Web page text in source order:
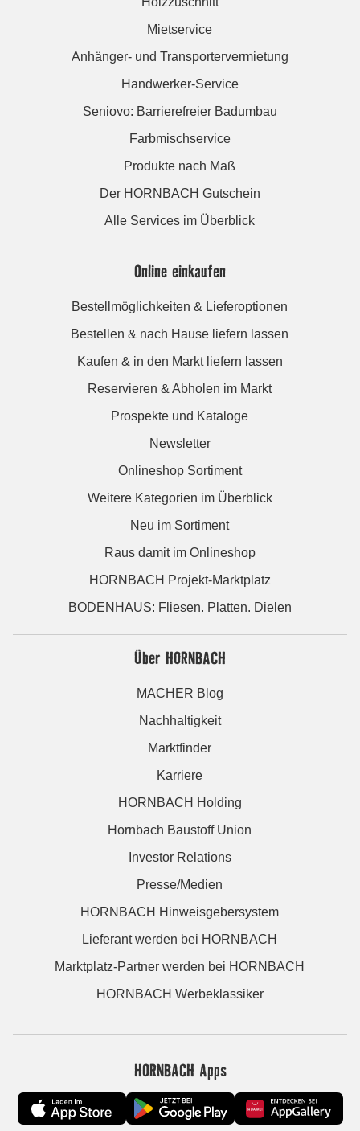
Mietservice
Anhänger- und Transportervermietung
Handwerker-Service
Seniovo: Barrierefreier Badumbau
Farbmischservice
Produkte nach Maß
Der HORNBACH Gutschein
Alle Services im Überblick
Online einkaufen
Bestellmöglichkeiten & Lieferoptionen
Bestellen & nach Hause liefern lassen
Kaufen & in den Markt liefern lassen
Reservieren & Abholen im Markt
Prospekte und Kataloge
Newsletter
Onlineshop Sortiment
Weitere Kategorien im Überblick
Neu im Sortiment
Raus damit im Onlineshop
HORNBACH Projekt-Marktplatz
BODENHAUS: Fliesen. Platten. Dielen
Über HORNBACH
MACHER Blog
Nachhaltigkeit
Marktfinder
Karriere
HORNBACH Holding
Hornbach Baustoff Union
Investor Relations
Presse/Medien
HORNBACH Hinweisgebersystem
Lieferant werden bei HORNBACH
Marktplatz-Partner werden bei HORNBACH
HORNBACH Werbeklassiker
HORNBACH Apps